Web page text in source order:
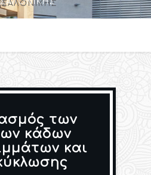
των
κάδων
και